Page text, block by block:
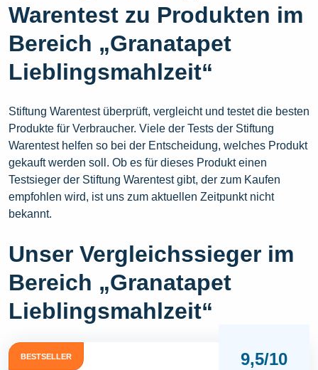
Warentest zu Produkten im
Bereich „Granatapet
Lieblingsmahlzeit“
Stiftung Warentest überprüft, vergleicht und testet die besten
Produkte für Verbraucher. Viele der Tests der Stiftung
Warentest helfen so bei der Entscheidung, welches Produkt
gekauft werden soll. Ob es für dieses Produkt einen
Testsieger der Stiftung Warentest gibt, der zum Kaufen
empfohlen wird, ist uns zum aktuellen Zeitpunkt nicht
bekannt.
Unser Vergleichssieger im
Bereich „Granatapet
Lieblingsmahlzeit“
BESTSELLER 9,5/10